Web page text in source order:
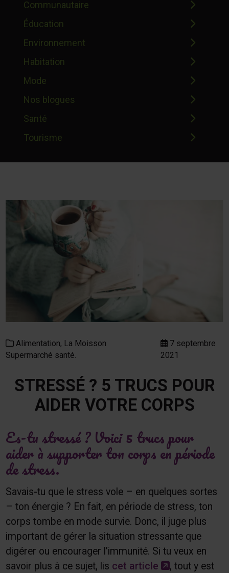
Communautaire
Éducation
Environnement
Habitation
Mode
Nos blogues
Santé
Tourisme
Alimentation, La Moisson
Supermarché santé.
7 septembre
2021
STRESSÉ ? 5 TRUCS POUR
AIDER VOTRE CORPS
Es-tu stressé ? Voici 5 trucs pour
aider à supporter ton corps en période
de stress.
Savais-tu que le stress vole – en quelques sortes
– ton énergie ? En fait, en période de stress, ton
corps tombe en mode survie. Donc, il juge plus
important de gérer la situation stressante que
digérer ou encourager l’immunité. Si tu veux en
savoir plus à ce sujet, lis cet article Ce lien
, tout y est